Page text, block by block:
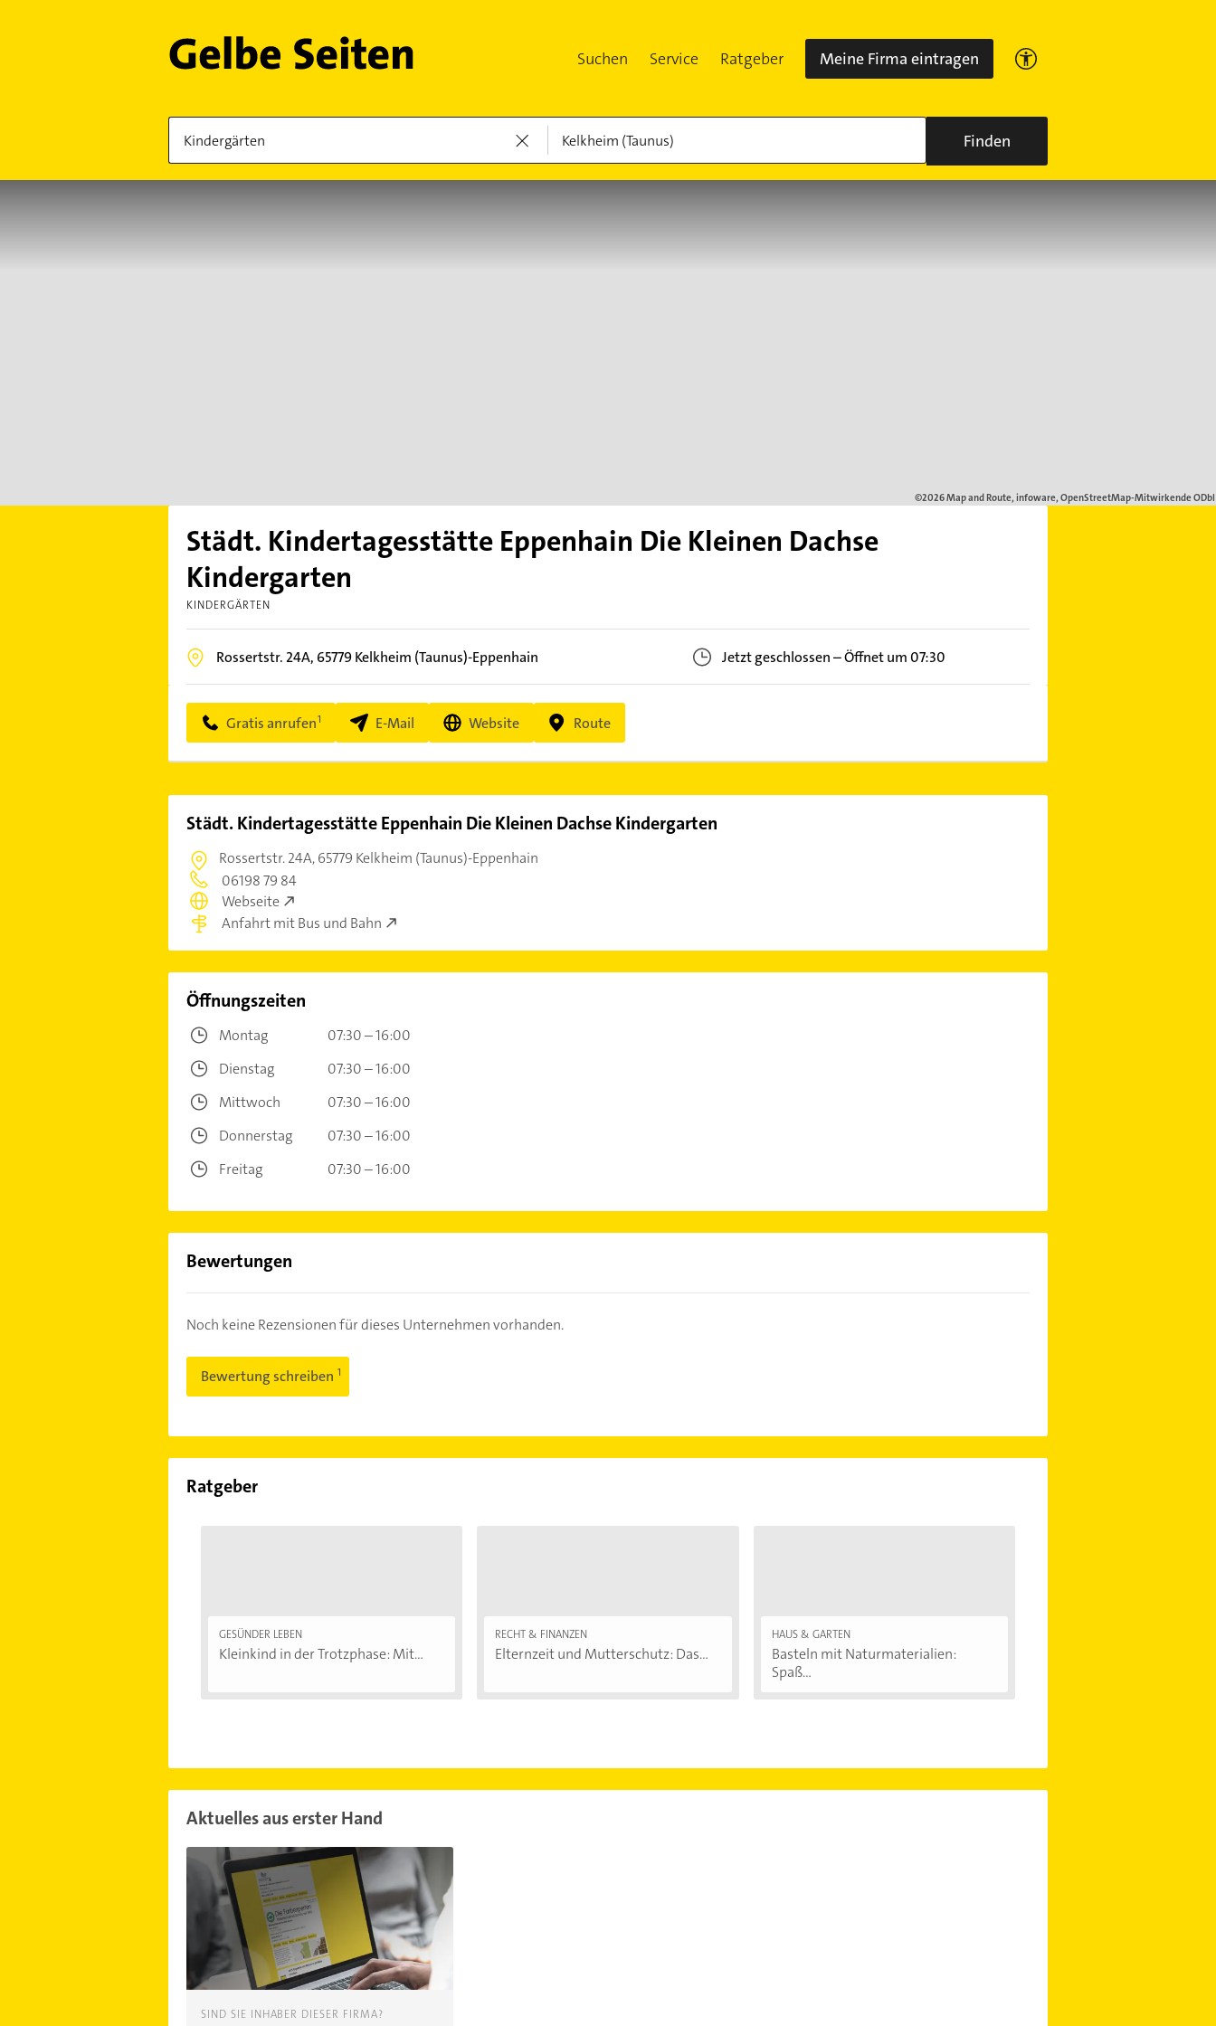
Suchen Service Ratgeber Meine Firma eintragen
Finden
Städt. Kindertagesstätte Eppenhain Die Kleinen Dachse
Kindergarten
KINDERGÄRTEN
Rossertstr. 24A, 65779Kelkheim (Taunus)-Eppenhain Jetzt geschlossen–Öffnet um 07:30
Gratis anrufen E-Mail Website Route
Städt. Kindertagesstätte Eppenhain Die Kleinen Dachse Kindergarten
Rossertstr. 24A,65779 Kelkheim (Taunus)-Eppenhain
06198 79 84
Webseite
Anfahrt mit Bus und Bahn
Öffnungszeiten
Montag
07:30 – 16:00
Dienstag
07:30 – 16:00
Mittwoch
07:30 – 16:00
Donnerstag
07:30 – 16:00
Freitag
07:30 – 16:00
Bewertungen
Noch keine Rezensionen für dieses Unternehmen vorhanden.
Bewertung schreiben
Ratgeber
GESÜNDER LEBEN
Kleinkind in der Trotzphase: Mit...
RECHT & FINANZEN
Elternzeit und Mutterschutz: Das...
HAUS & GARTEN
Basteln mit Naturmaterialien:
Spaß...
Aktuelles aus erster Hand
SIND SIE INHABER DIESER FIRMA?